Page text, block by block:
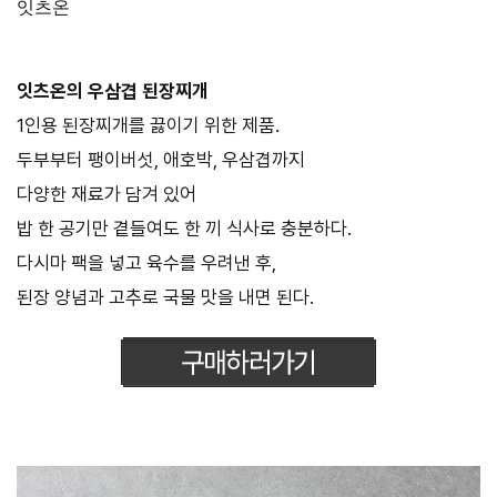
잇츠온
잇츠온의 우삼겹 된장찌개
1인용 된장찌개를 끓이기 위한 제품.
두부부터 팽이버섯, 애호박, 우삼겹까지
다양한 재료가 담겨 있어
밥 한 공기만 곁들여도 한 끼 식사로 충분하다.
다시마 팩을 넣고 육수를 우려낸 후,
된장 양념과 고추로 국물 맛을 내면 된다.